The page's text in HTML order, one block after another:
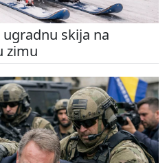
skija na
zimu